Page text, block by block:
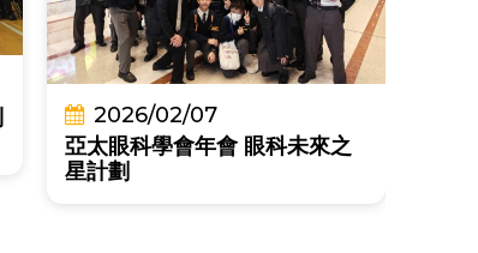
2026/02/07
亞太眼科學會年會 眼科未來之
星計劃